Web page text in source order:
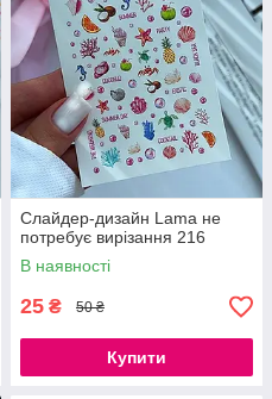
Слайдер-дизайн Lama не
потребує вирізання 216
В наявності
25 ₴ 50 ₴
Купити